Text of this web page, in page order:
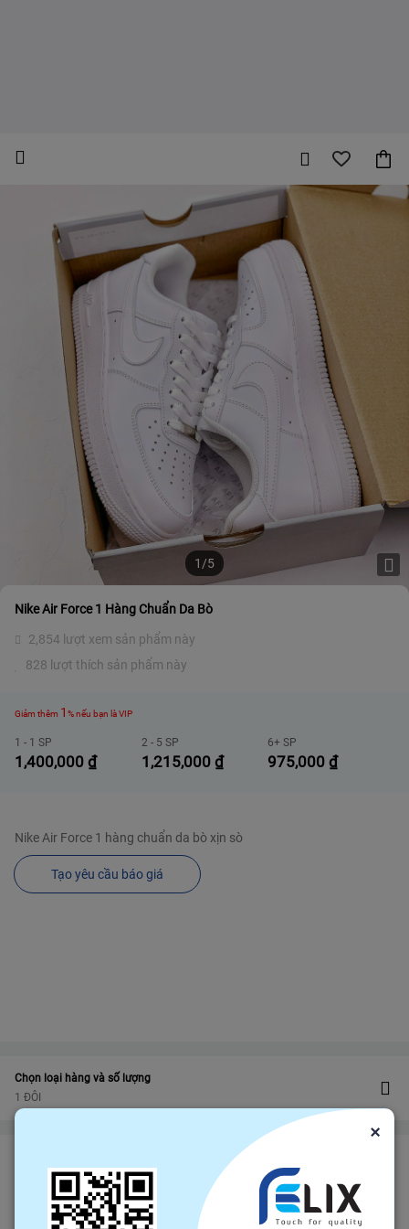
1/5
Nike Air Force 1 Hàng Chuẩn Da Bò
2,854 lượt xem sản phẩm này
828 lượt thích sản phẩm này
Giảm thêm 1 % nếu bạn là VIP
1,400,000 ₫
1 - 1 SP
1,215,000 ₫
2 - 5 SP
975,000₫
6+ SP
Nike Air Force 1 hàng chuẩn da bò xịn sò
Tạo yêu cầu báo giá
Chọn loại hàng và số lượng
1 ĐÔI
Đảm bảo gửi hàng đúng hạn
Chính sách hoàn tiền
×